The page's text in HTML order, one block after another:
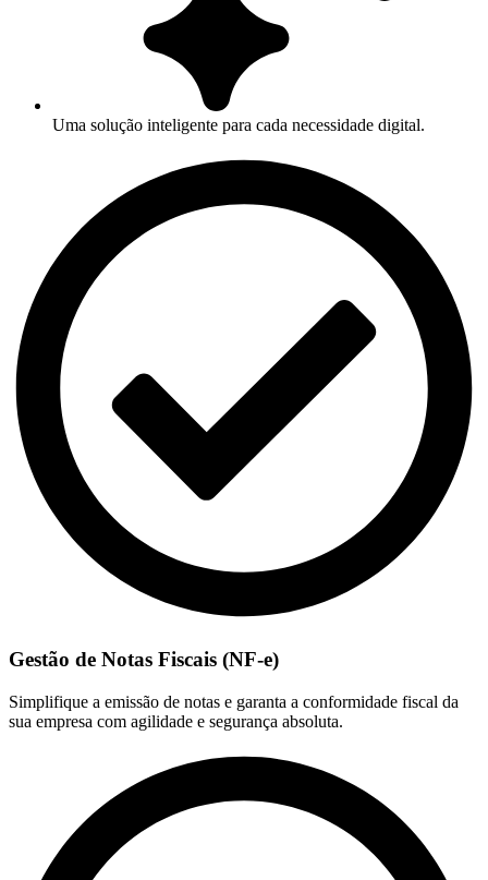
Uma solução inteligente para cada necessidade digital.
Gestão de Notas Fiscais (NF-e)
Simplifique a emissão de notas e garanta a conformidade fiscal da
sua empresa com agilidade e segurança absoluta.